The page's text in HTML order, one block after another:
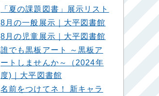
「夏の課題図書」展示リスト
8月の一般展示｜大平図書館
8月の児童展示｜大平図書館
誰でも黒板アート ～黒板ア
ートしませんか～（2024年
度)｜大平図書館
名前をつけてネ！ 新キャラ